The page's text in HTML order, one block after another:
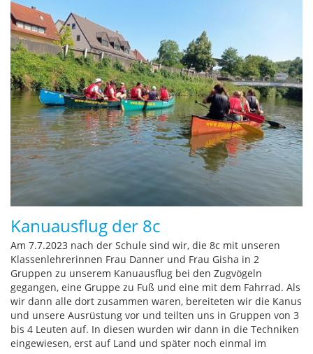
Kanuausflug der 8c
Am 7.7.2023 nach der Schule sind wir, die 8c mit unseren
Klassenlehrerinnen Frau Danner und Frau Gisha in 2
Gruppen zu unserem Kanuausflug bei den Zugvögeln
gegangen, eine Gruppe zu Fuß und eine mit dem Fahrrad. Als
wir dann alle dort zusammen waren, bereiteten wir die Kanus
und unsere Ausrüstung vor und teilten uns in Gruppen von 3
bis 4 Leuten auf. In diesen wurden wir dann in die Techniken
eingewiesen, erst auf Land und später noch einmal im